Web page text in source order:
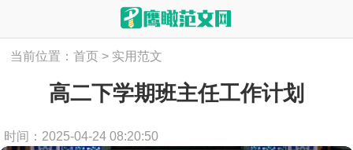
当前位置：首页 > 实用范文
高二下学期班主任工作计划
时间：2025-04-24 08:20:50